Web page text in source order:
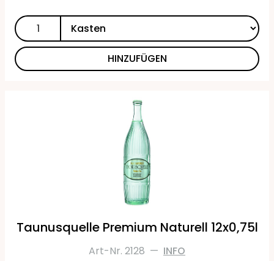
HINZUFÜGEN
Taunusquelle Premium Naturell 12x0,75l
Art-Nr. 2128 — INFO